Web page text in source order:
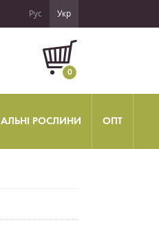
Рус Укр
0
РОСЛИНИ ОПТ